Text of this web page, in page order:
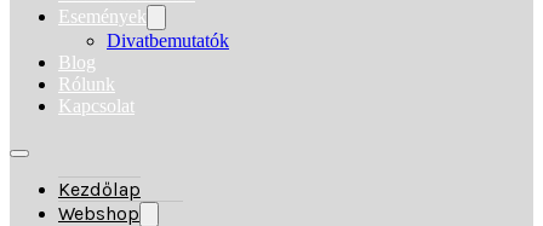
Események
Divatbemutatók
Blog
Rólunk
Kapcsolat
Kezdőlap
Webshop